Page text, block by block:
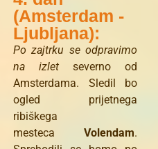
(Amsterdam -
Ljubljana):
Po zajtrku se odpravimo
na izlet severno od
Amsterdama. Sledil bo
ogled prijetnega
ribiškega
mesteca Volendam.